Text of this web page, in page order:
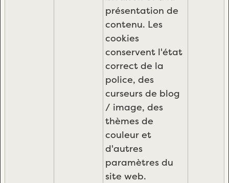
présentation de
contenu. Les
cookies
conservent l'état
correct de la
police, des
curseurs de blog
/ image, des
thèmes de
couleur et
d'autres
paramètres du
site web.